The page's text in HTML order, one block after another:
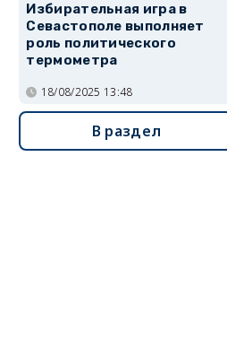
Избирательная игра в
Севастополе выполняет
роль политического
термометра
18/08/2025 13:48
В раздел